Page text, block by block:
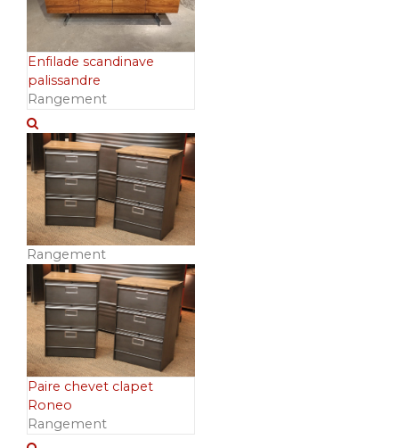
Enfilade scandinave
palissandre
Rangement
Rangement
Paire chevet clapet
Roneo
Rangement